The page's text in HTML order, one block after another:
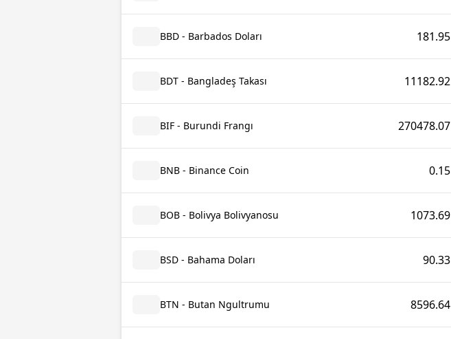
BBD - Barbados Doları 181.95
BDT - Bangladeş Takası 11182.92
BIF - Burundi Frangı 270478.07
BNB - Binance Coin 0.15
BOB - Bolivya Bolivyanosu 1073.69
BSD - Bahama Doları 90.33
BTN - Butan Ngultrumu 8596.64